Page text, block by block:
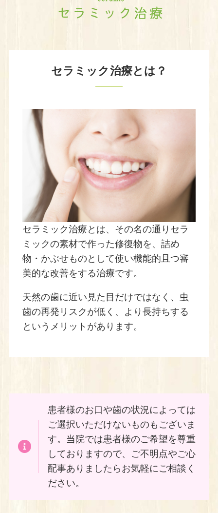
セラミック治療とは？
セラミック治療とは、その名の通りセラ
ミックの素材で作った修復物を、詰め
物・かぶせものとして使い機能的且つ審
美的な改善をする治療です。
天然の歯に近い見た目だけではなく、虫
歯の再発リスクが低く、より長持ちする
というメリットがあります。
患者様のお口や歯の状況によっては
ご選択いただけないものもございま
す。当院では患者様のご希望を尊重
しておりますので、ご不明点やご心
配事ありましたらお気軽にご相談く
ださい。